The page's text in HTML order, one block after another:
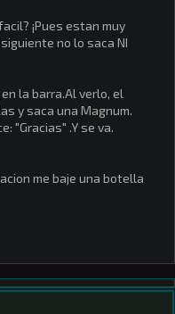
¡Pues estan muy
no lo saca NI
la barra.Al verlo, el
y saca una Magnum.
"Gracias" .Y se va.
me baje una botella